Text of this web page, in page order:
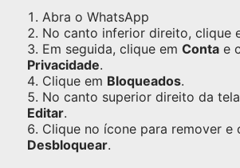
Abra o WhatsApp
No canto inferior direito, clique
Em seguida, clique em Conta e
Privacidade.
Clique em Bloqueados.
No canto superior direito da
Editar.
Clique no ícone para remover e
Desbloquear.